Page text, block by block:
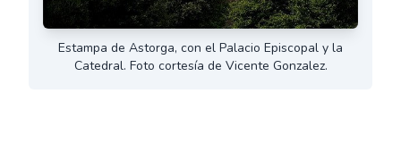
Estampa de Astorga, con el Palacio Episcopal y la
Catedral. Foto cortesía de Vicente Gonzalez.